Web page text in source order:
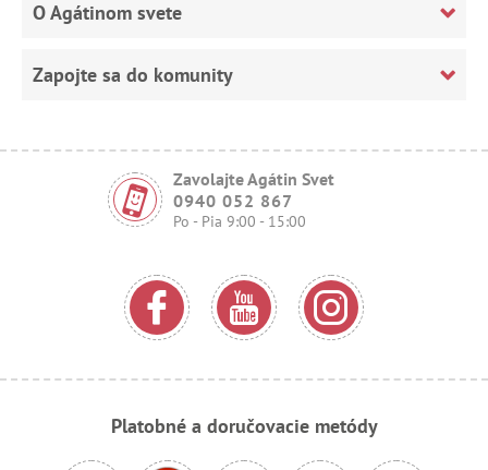
O Agátinom svete
Zapojte sa do komunity
Zavolajte Agátin Svet
0940 052 867
Po - Pia 9:00 - 15:00
Platobné a doručovacie metódy